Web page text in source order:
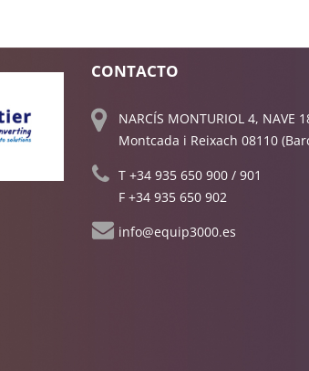
CONTACTO
NARCÍS MONTURIOL 4, NAVE
Montcada i Reixach 08110
T+34 935 650 900 /901
F +34 935 650 902
info@equip3000.es